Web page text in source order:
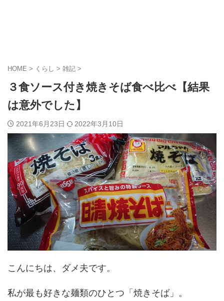
HOME > くらし > 雑記 >
３食ソース付き焼きそば食べ比べ【結果
は意外でした】
2021年6月23日 2022年3月10日
こんにちは、ダメ夫です。
私が最も好きな麺類のひとつ「焼きそば」。